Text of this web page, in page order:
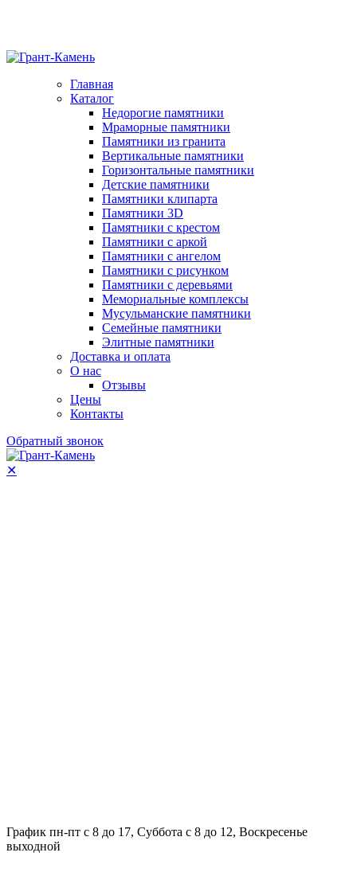
Главная
Каталог
Недорогие памятники
Мраморные памятники
Памятники из гранита
Вертикальные памятники
Горизонтальные памятники
Детские памятники
Памятники клипарта
Памятники 3D
Памятники с крестом
Памятники с аркой
Памятники с ангелом
Памятники с рисунком
Памятники с деревьями
Мемориальные комплексы
Мусульманские памятники
Семейные памятники
Элитные памятники
Доставка и оплата
О нас
Отзывы
Цены
Контакты
Обратный звонок
✕
График пн-пт с 8 до 17, Суббота с 8 до 12, Воскресенье
выходной